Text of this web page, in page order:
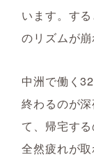
います。す
のリズムが崩
中洲で働く
終わるのが
て、帰宅す
全然疲れが